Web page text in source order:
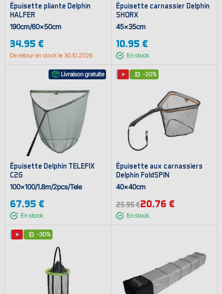
Épuisette pliante Delphin
HALFER
190cm/60x50cm
34.95 €
De retour en stock le 30.10.2026
Épuisette carnassier Delphin
SHORX
45x35cm
10.95 €
En stock
Livraison gratuite
Épuisette Delphin TELEFIX
C2G
100x100/1.8m/2pcs/Tele
67.95 €
En stock
-20%
Épuisette aux carnassiers
Delphin FoldSPIN
40x40cm
25.95 €20.76 €
En stock
-30%